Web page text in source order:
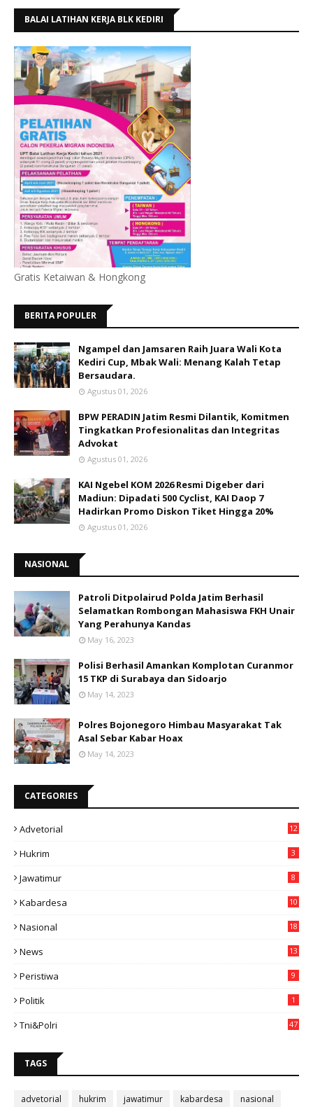
BALAI LATIHAN KERJA BLK KEDIRI
Gratis Ketaiwan & Hongkong
BERITA POPULER
Ngampel dan Jamsaren Raih Juara Wali Kota
Kediri Cup, Mbak Wali: Menang Kalah Tetap
Bersaudara.
Agustus 01, 2026
BPW PERADIN Jatim Resmi Dilantik, Komitmen
Tingkatkan Profesionalitas dan Integritas
Advokat
Agustus 01, 2026
KAI Ngebel KOM 2026 Resmi Digeber dari
Madiun: Dipadati 500 Cyclist, KAI Daop 7
Hadirkan Promo Diskon Tiket Hingga 20%
Agustus 01, 2026
NASIONAL
Patroli Ditpolairud Polda Jatim Berhasil
Selamatkan Rombongan Mahasiswa FKH Unair
Yang Perahunya Kandas
May 16, 2023
Polisi Berhasil Amankan Komplotan Curanmor
15 TKP di Surabaya dan Sidoarjo
May 14, 2023
Polres Bojonegoro Himbau Masyarakat Tak
Asal Sebar Kabar Hoax
May 14, 2023
CATEGORIES
Advetorial 12
Hukrim 3
Jawatimur 8
Kabardesa
10
Nasional
18
News
13
Peristiwa 9
Politik 1
Tni&polri 47
TAGS
advetorial hukrim jawatimur kabardesa
nasional